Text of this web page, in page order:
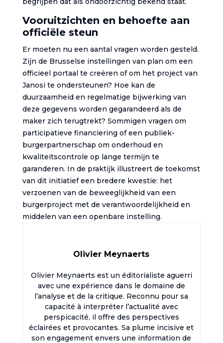
Vooruitzichten en behoefte aan
officiële steun
Er moeten nu een aantal vragen worden gesteld.
Zijn de Brusselse instellingen van plan om een
officieel portaal te creëren of om het project van
Janosi te ondersteunen? Hoe kan de
duurzaamheid en regelmatige bijwerking van
deze gegevens worden gegarandeerd als de
maker zich terugtrekt? Sommigen vragen om
participatieve financiering of een publiek-
burgerpartnerschap om onderhoud en
kwaliteitscontrole op lange termijn te
garanderen. In de praktijk illustreert de toekomst
van dit initiatief een bredere kwestie: het
verzoenen van de beweeglijkheid van een
burgerproject met de verantwoordelijkheid en
middelen van een openbare instelling.
Olivier Meynaerts
Olivier Meynaerts est un éditorialiste aguerri
avec une expérience dans le domaine de
l’analyse et de la critique. Reconnu pour sa
capacité à interpréter l’actualité avec
perspicacité, il offre des perspectives
éclairées et provocantes. Sa plume incisive et
son engagement envers une information de